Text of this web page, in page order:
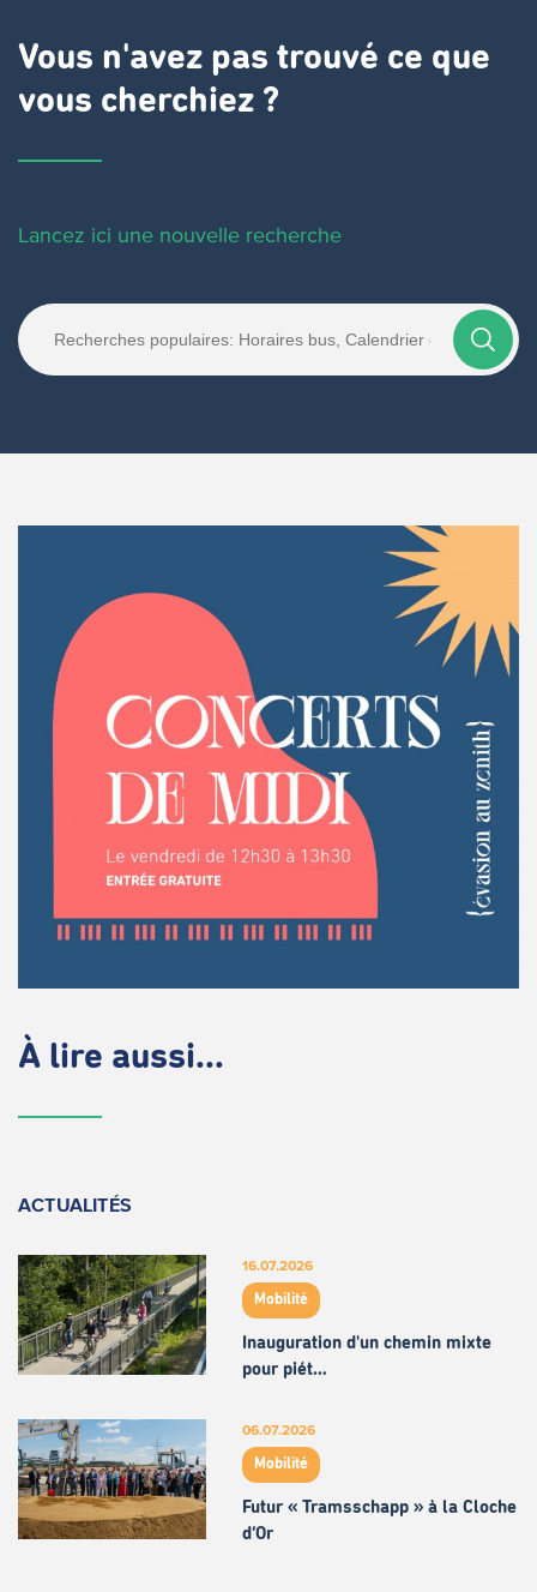
Vous n'avez pas trouvé ce que
vous cherchiez ?
Lancez ici une nouvelle recherche
À lire aussi...
ACTUALITÉS
16.07.2026
Mobilité
Inauguration d'un chemin mixte
pour piét…
06.07.2026
Mobilité
Futur « Tramsschapp » à la Cloche
d’Or